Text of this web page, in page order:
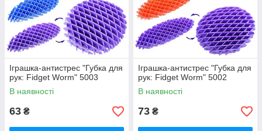
Іграшка-антистрес "Губка для
рук: Fidget Worm" 5003
В наявності
63 ₴
Іграшка-антистрес "Губка для
рук: Fidget Worm" 5002
В наявності
73 ₴